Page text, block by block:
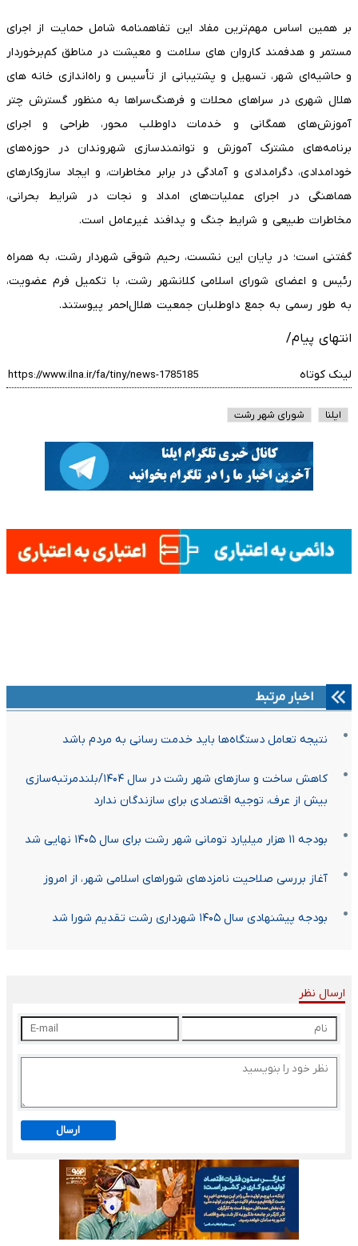
‌بر همین اساس مهم‌ترین مفاد این تفاهمنامه شامل حمایت از اجرای
مستمر و هدفمند کاروان‌ های سلامت و معیشت در مناطق کم‌برخوردار
و حاشیه‌ای شهر، تسهیل و پشتیبانی از تأسیس و راه‌اندازی خانه‌ های
هلال شهری در سراهای محلات و فرهنگ‌سراها به منظور گسترش چتر
آموزش‌های همگانی و خدمات داوطلب‌ محور، طراحی و اجرای
برنامه‌های مشترک آموزش و توانمندسازی شهروندان در حوزه‌های
خودامدادی، دگرامدادی و آمادگی در برابر مخاطرات، و ایجاد سازوکارهای
هماهنگی در اجرای عملیات‌های امداد و نجات در شرایط بحرانی،
مخاطرات طبیعی و شرایط جنگ و پدافند غیرعامل است.
‌گفتنی است؛ در پایان این نشست، رحیم شوقی شهردار رشت، به همراه
رئیس و اعضای شورای اسلامی کلانشهر رشت، با تکمیل فرم عضویت،
به طور رسمی به جمع داوطلبان جمعیت هلال‌احمر پیوستند.
انتهای پیام/
لینک کوتاه
ایلنا شورای شهر رشت
اخبار مرتبط
نتیجه تعامل دستگاه‌ها باید خدمت‌ رسانی به مردم باشد
کاهش ساخت و سازهای شهر رشت در سال ۱۴۰۴/بلندمرتبه‌سازی
بیش از عرف، توجیه اقتصادی برای سازندگان ندارد
بودجه ۱۱ هزار میلیارد تومانی شهر رشت برای سال ۱۴۰۵ نهایی شد
آغاز بررسی صلاحیت نامزد‌های شورا‌های اسلامی شهر، از امروز
بودجه پیشنهادی سال ۱۴۰۵ شهرداری رشت تقدیم شورا شد
ارسال نظر
ارسال